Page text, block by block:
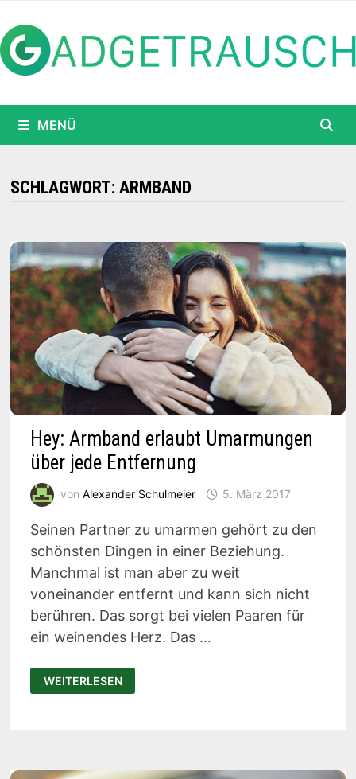
Inhalt
springen
MENÜ
SCHLAGWORT: ARMBAND
Hey: Armband erlaubt Umarmungen
über jede Entfernung
von Alexander Schulmeier 5. März 2017
Seinen Partner zu umarmen gehört zu den
schönsten Dingen in einer Beziehung.
Manchmal ist man aber zu weit
voneinander entfernt und kann sich nicht
berühren. Das sorgt bei vielen Paaren für
ein weinendes Herz. Das …
HEY:
ARMBAND
ERLAUBT
WEITERLESEN